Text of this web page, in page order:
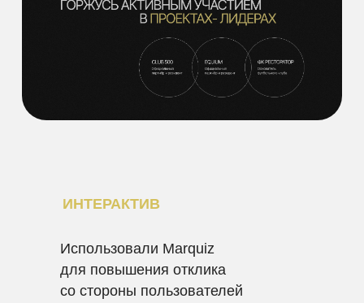
ИНТЕРАКТИВ
Использовали Marquiz
для повышения отклика
со стороны пользователей